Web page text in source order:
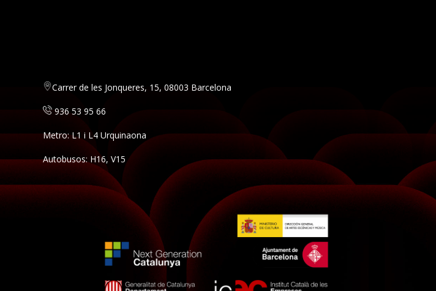
Carrer de les Jonqueres, 15, 08003 Barcelona
936 53 95 66
Metro: L1 i L4 Urquinaona
Autobusos: H16, V15